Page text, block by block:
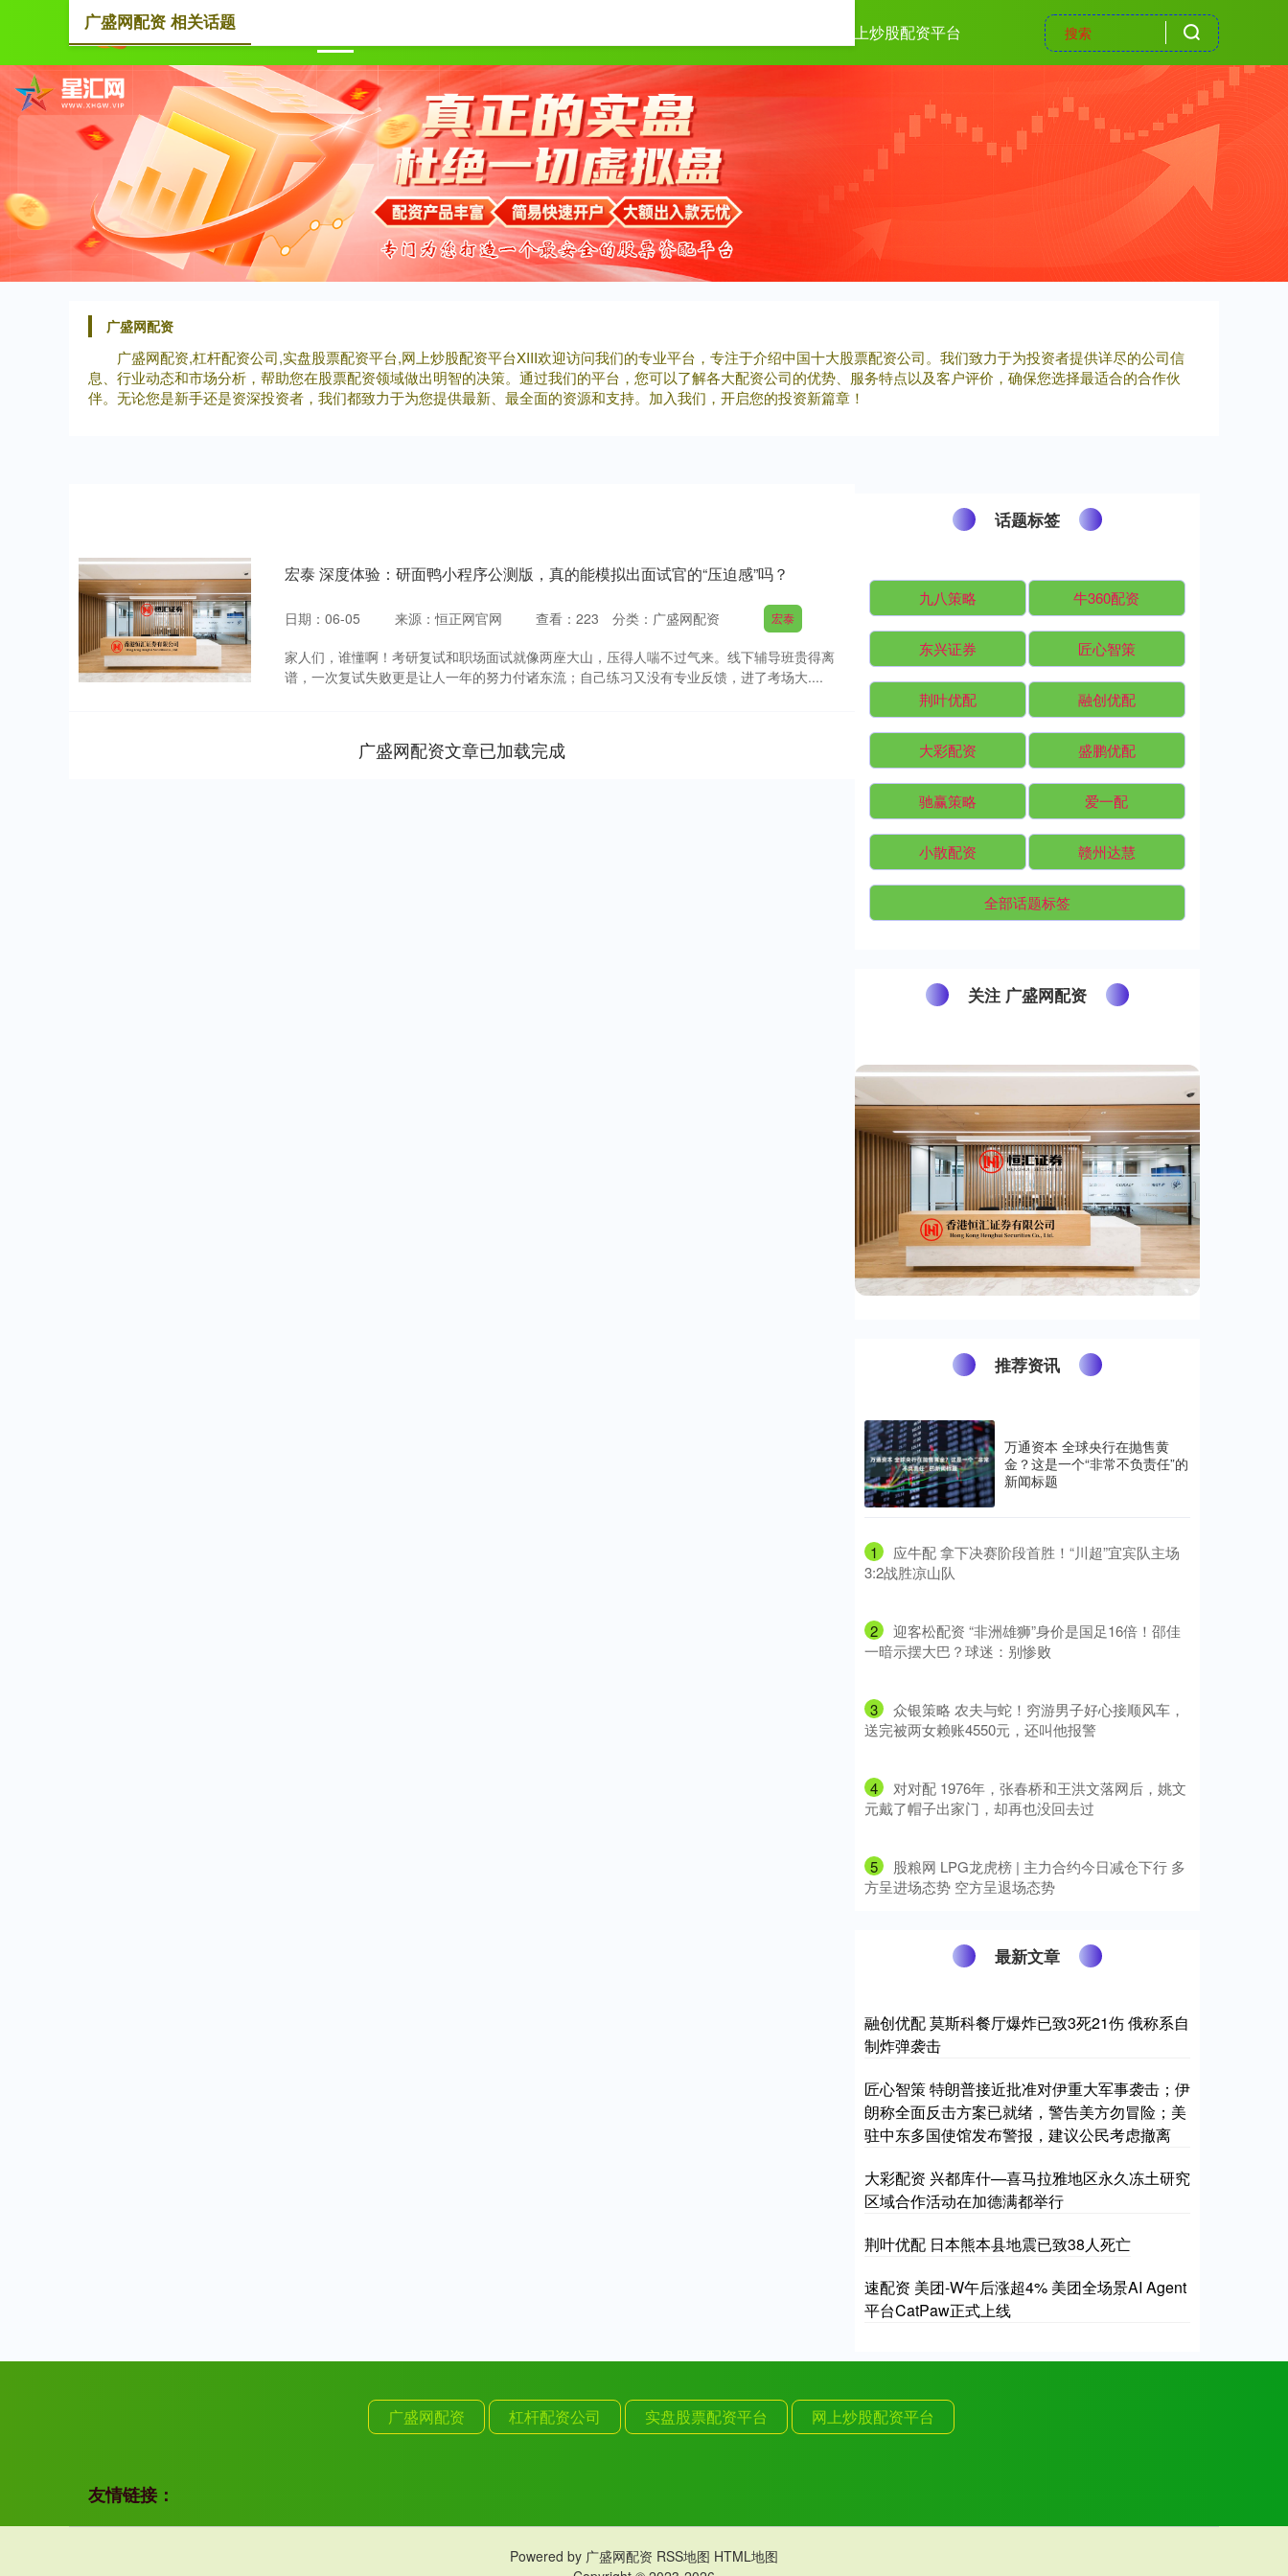
网上炒股配资平台
广盛网配资
广盛网配资,杠杆配资公司,实盘股票配资平台,网上炒股配资平台XIII‌欢迎访问我们的专业平台，专注于介绍中国十大股票配资公司。我们致力于为投资者提供详尽的公司信
息、行业动态和市场分析，帮助您在股票配资领域做出明智的决策。通过我们的平台，您可以了解各大配资公司的优势、服务特点以及客户评价，确保您选择最适合的合作伙
伴。无论您是新手还是资深投资者，我们都致力于为您提供最新、最全面的资源和支持。加入我们，开启您的投资新篇章！
广盛网配资 相关话题
宏泰 深度体验：研面鸭小程序公测版，真的能模拟出面试官的“压迫感”吗？
日期：06-05 来源：恒正网官网 查看： 223 分类： 广盛网配资 宏泰
家人们，谁懂啊！考研复试和职场面试就像两座大山，压得人喘不过气来。线下辅导班贵得离
谱，一次复试失败更是让人一年的努力付诸东流；自己练习又没有专业反馈，进了考场大....
广盛网配资文章已加载完成
话题标签
九八策略 牛360配资
东兴证券 匠心智策
荆叶优配 融创优配
大彩配资 盛鹏优配
驰赢策略 爱一配
小散配资 赣州达慧
全部话题标签
关注 广盛网配资
推荐资讯
万通资本 全球央行在抛售黄
金？这是一个“非常不负责任”的
新闻标题
1
​应牛配 拿下决赛阶段首胜！“川超”宜宾队主场
3:2战胜凉山队
2
​迎客松配资 “非洲雄狮”身价是国足16倍！邵佳
一暗示摆大巴？球迷：别惨败
3
​众银策略 农夫与蛇！穷游男子好心接顺风车，
送完被两女赖账4550元，还叫他报警
4
​对对配 1976年，张春桥和王洪文落网后，姚文
元戴了帽子出家门，却再也没回去过
5
​股粮网 LPG龙虎榜 | 主力合约今日减仓下行 多
方呈进场态势 空方呈退场态势
最新文章
融创优配 莫斯科餐厅爆炸已致3死21伤 俄称系自
制炸弹袭击
匠心智策 特朗普接近批准对伊重大军事袭击；伊
朗称全面反击方案已就绪，警告美方勿冒险；美
驻中东多国使馆发布警报，建议公民考虑撤离
大彩配资 兴都库什—喜马拉雅地区永久冻土研究
区域合作活动在加德满都举行
荆叶优配 日本熊本县地震已致38人死亡
速配资 美团-W午后涨超4% 美团全场景AI Agent
平台CatPaw正式上线
广盛网配资 杠杆配资公司 实盘股票配资平台 网上炒股配资平台
友情链接：
Powered by 广盛网配资 RSS地图 HTML地图